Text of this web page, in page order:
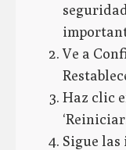
Ve a
Haz clic
Sigue